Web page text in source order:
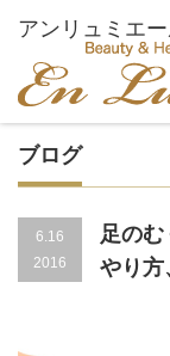
ブログ
6.16
2016
足の
やり方